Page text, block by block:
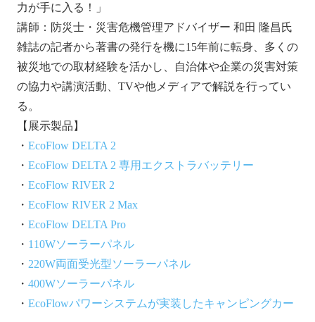
力が手に入る！」
講師：防災士・災害危機管理アドバイザー 和田 隆昌氏
雑誌の記者から著書の発行を機に15年前に転身、多くの
被災地での取材経験を活かし、自治体や企業の災害対策
の協力や講演活動、TVや他メディアで解説を行ってい
る。
【展示製品】
・ EcoFlow DELTA 2
・ EcoFlow DELTA 2 専用エクストラバッテリー
・ EcoFlow RIVER 2
・ EcoFlow RIVER 2 Max
・ EcoFlow DELTA Pro
・ 110Wソーラーパネル
・ 220W両面受光型ソーラーパネル
・ 400Wソーラーパネル
・ EcoFlowパワーシステムが実装したキャンピングカー